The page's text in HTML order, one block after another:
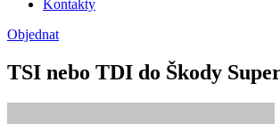
Kontakty
Objednat
TSI nebo TDI do Škody